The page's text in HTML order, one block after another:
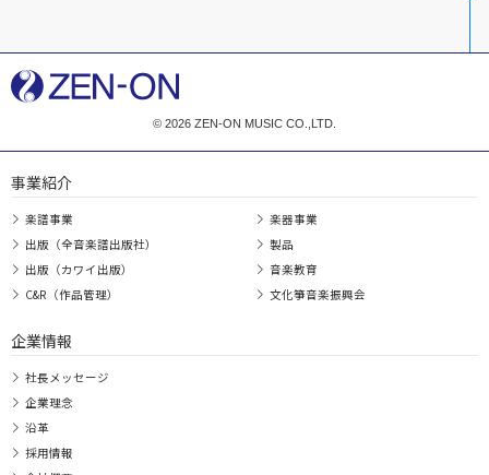
© 2026 ZEN-ON MUSIC CO.,LTD.
事業紹介
楽譜事業
出版（全音楽譜出版社）
出版（カワイ出版）
C&R（作品管理）
楽器事業
製品
音楽教育
文化箏音楽振興会
企業情報
社長メッセージ
企業理念
沿革
採用情報